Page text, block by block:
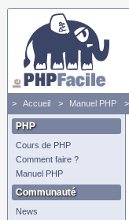
Accueil Manuel PHP
PHP
Cours de PHP
Comment faire ?
Manuel PHP
Communauté
News